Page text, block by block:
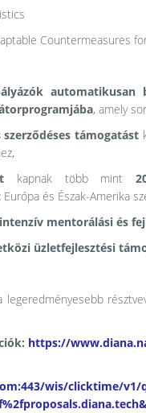
Countermeasures
automatikusan
, amely
szerződéses támogatást
kapnak több mint
Európa és Észak-Amerika
intenzív mentorálási és
üzletfejlesztési
legeredményesebb
https://
wis/clicktime/v1/